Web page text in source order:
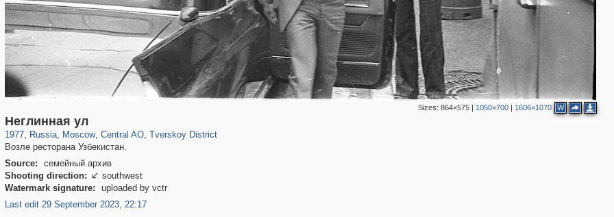
Sizes: 864×575| 1050×700| 1606×1070 W
Неглинная ул
1977, Russia
1,406,840
, Moscow
319,864 8,286
, Central AO
160,012
, Tverskoy District
Возле ресторана Узбекистан.
Source:
семейный архив
Shooting direction:  southwest
Watermark signature:
uploaded by vctr
Last edit 29 September 2023, 22:17
2